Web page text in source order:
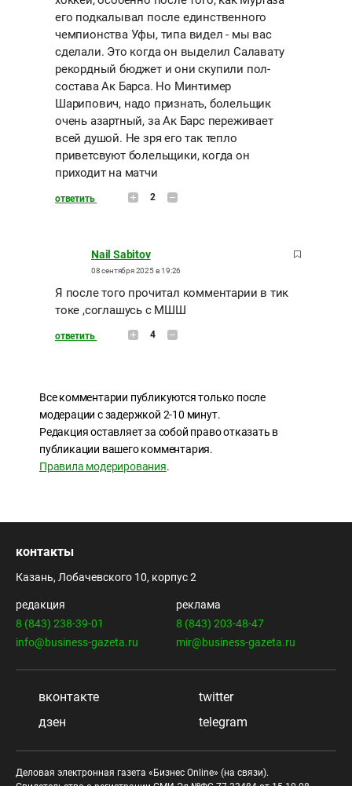
его подкалывал после единственного
чемпионства Уфы, типа видел - мы вас
сделали. Это когда он выделил Салавату
рекордный бюджет и они скупили пол-
состава Ак Барса. Но Минтимер
Шарипович, надо признать, болельщик
очень азартный, за Ак Барс переживает
всей душой. Не зря его так тепло
приветсвуют болельщики, когда он
приходит на матчи
ответить 2
Nail Sabitov
08 сентября 2025 в 19:26
Я после того прочитал комментарии в тик
токе ,соглашусь с МШШ
ответить 4
Все комментарии публикуются только после
модерации с задержкой 2-10 минут.
Редакция оставляет за собой право отказать в
публикации вашего комментария.
Правила модерирования.
контакты
Казань, Лобачевского 10, корпус 2
редакция
8 (843) 238-39-01
info@business-gazeta.ru
реклама
8 (843) 203-48-47
mir@business-gazeta.ru
вконтакте
twitter
дзен
telegram
Деловая электронная газета «Бизнес Online» (на связи).